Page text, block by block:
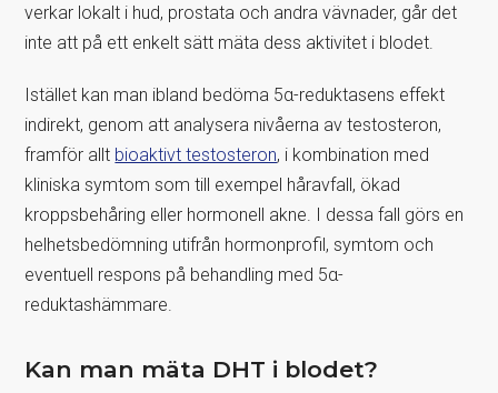
verkar lokalt i hud, prostata och andra vävnader, går det
inte att på ett enkelt sätt mäta dess aktivitet i blodet.
Istället kan man ibland bedöma 5α-reduktasens effekt
indirekt, genom att analysera nivåerna av testosteron,
framför allt bioaktivt testosteron, i kombination med
kliniska symtom som till exempel håravfall, ökad
kroppsbehåring eller hormonell akne. I dessa fall görs en
helhetsbedömning utifrån hormonprofil, symtom och
eventuell respons på behandling med 5α-
reduktashämmare.
Kan man mäta DHT i blodet?